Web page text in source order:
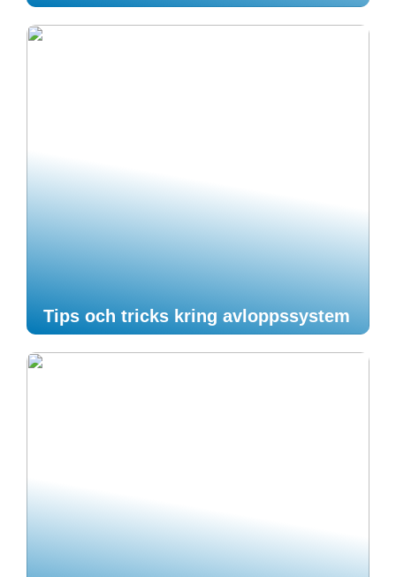
Tips och tricks kring avloppssystem